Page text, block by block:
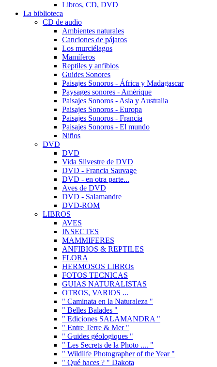
Libros, CD, DVD
La biblioteca
CD de audio
Ambientes naturales
Canciones de pájaros
Los murciélagos
Mamíferos
Reptiles y anfibios
Guides Sonores
Paisajes Sonoros - África y Madagascar
Paysages sonores - Amérique
Paisajes Sonoros - Asia y Australia
Paisajes Sonoros - Europa
Paisajes Sonoros - Francia
Paisajes Sonoros - El mundo
Niños
DVD
DVD
Vida Silvestre de DVD
DVD - Francia Sauvage
DVD - en otra parte...
Aves de DVD
DVD - Salamandre
DVD-ROM
LIBROS
AVES
INSECTES
MAMMIFERES
ANFIBIOS & REPTILES
FLORA
HERMOSOS LIBROs
FOTOS TECNICAS
GUIAS NATURALISTAS
OTROS, VARIOS ...
" Caminata en la Naturaleza "
" Belles Balades "
" Ediciones SALAMANDRA "
" Entre Terre & Mer "
" Guides géologiques "
" Les Secrets de la Photo .... "
" Wildlife Photographer of the Year "
" Qué haces ? " Dakota